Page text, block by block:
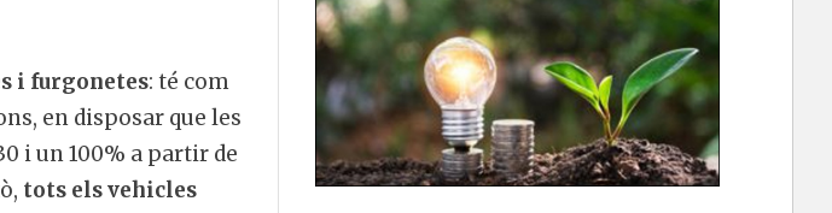
i furgonetes: té com
en disposar que les
i un 100% a partir de
tots els vehicles